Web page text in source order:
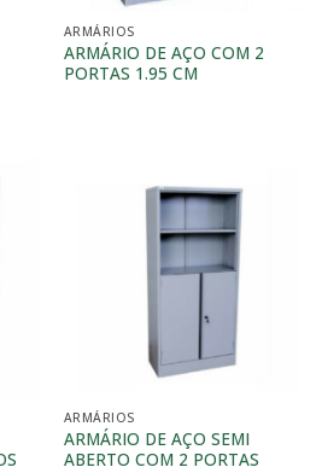
ARMÁRIOS
ARMÁRIO DE AÇO COM 2
PORTAS 1.95 CM
ARMÁRIOS
ARMÁRIO DE AÇO SEMI
ABERTO COM 2 PORTAS